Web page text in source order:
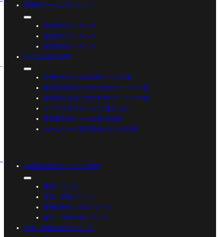
業種別サービスランキング
売買仲介ランキング
賃貸仲介ランキング
賃貸管理ランキング
おすすめ紹介記事
売買仲介おすすめ営業ツール17選
賃貸管理会社におすすめのサービス21選
賃貸仲介会社におすすめのサービス20選
テレアポ代行サービス7選まとめ
査定書作成ツール主要4社比較
ホームページ制作業者おすすめ20選
不動産会社向けノウハウ資料
集客ノウハウ
営業・追客ノウハウ
業務効率化・DXノウハウ
経営・仕組み化ノウハウ
営業・業務お役立ちツール